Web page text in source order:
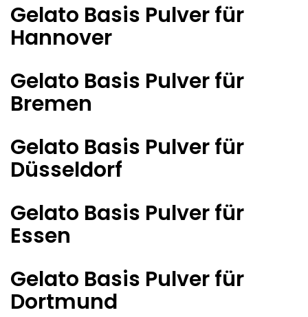
Gelato Basis Pulver für
Hannover
Gelato Basis Pulver für
Bremen
Gelato Basis Pulver für
Düsseldorf
Gelato Basis Pulver für
Essen
Gelato Basis Pulver für
Dortmund